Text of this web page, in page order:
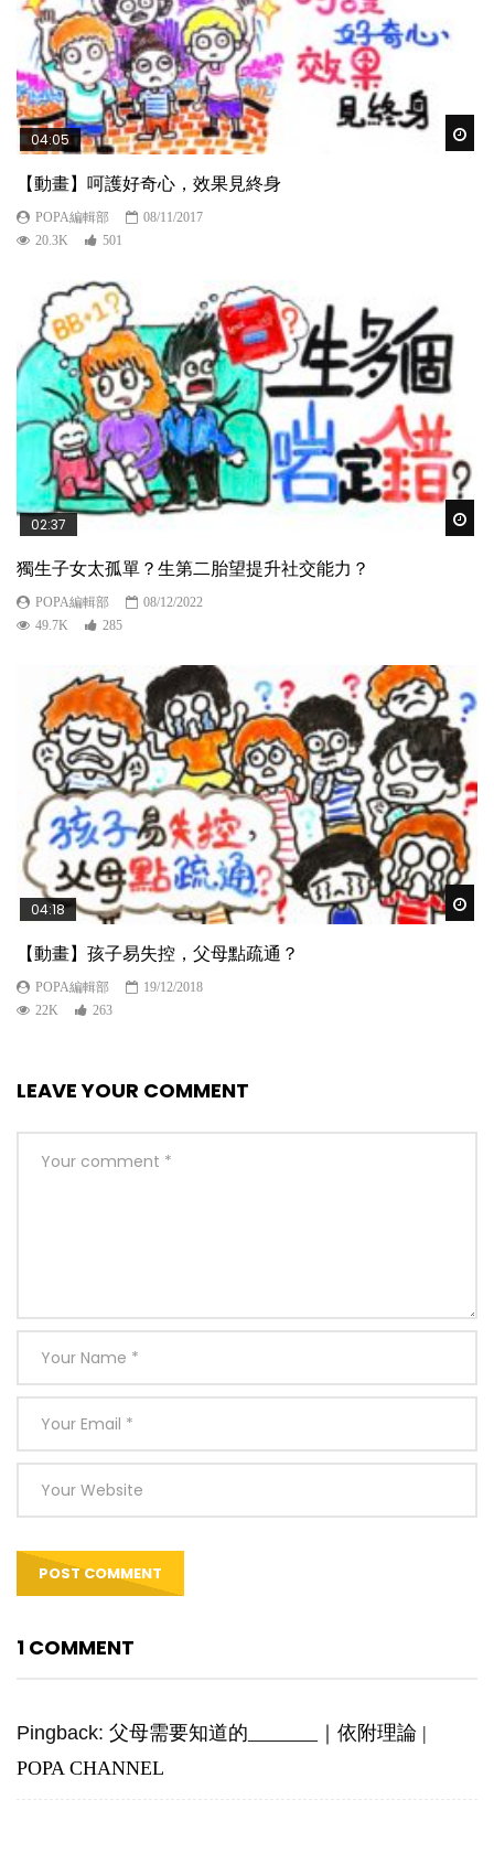
04:05
【動畫】呵護好奇心，效果見終身
POPA編輯部
08/11/2017
20.3K
501
02:37
獨生子女太孤單？生第二胎望提升社交能力？
POPA編輯部
08/12/2022
49.7K
285
04:18
【動畫】孩子易失控，父母點疏通？
POPA編輯部
19/12/2018
22K
263
LEAVE YOUR COMMENT
1 COMMENT
Pingback: 父母需要知道的_______｜依附理論 |
POPA CHANNEL